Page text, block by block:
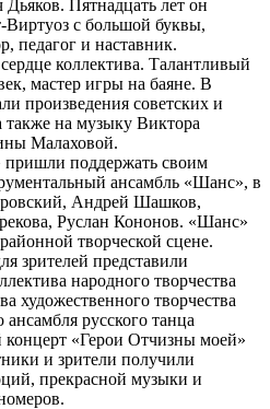
Пятнадцать лет он
с большой буквы,
педагог и наставник.
коллектива. Талантливый
мастер игры на баяне. В
произведения советских и
также на музыку Виктора
Малаховой.
поддержать своим
ансамбль «Шанс», в
Андрей Шашков,
Руслан Кононов. «Шанс»
творческой сцене.
зрителей представили
народного творчества
художественного творчества
русского танца
«Герои Отчизны моей»
и зрители получили
прекрасной музыки и